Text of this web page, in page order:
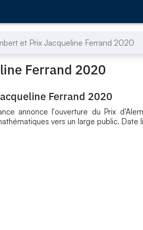
et Prix Jacqueline Ferrand 2020
Ferrand 2020
Ferrand 2020
annonce l'ouverture du Prix
vers un large public. Date